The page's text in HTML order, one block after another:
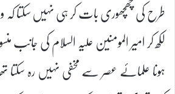
طرح کی چھچھوری بات کر ہی نہیں سکتا
لکھ کر امیر المومنین علیہ السلام کی
ہونا علمائے عصر سے مخفی نہیں رہ سکتا